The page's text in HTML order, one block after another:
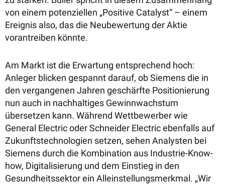
von einem potenziellen „Positive Catalyst“ – einem
Ereignis also, das die Neubewertung der Aktie
vorantreiben könnte.
Am Markt ist die Erwartung entsprechend hoch:
Anleger blicken gespannt darauf, ob Siemens die in
den vergangenen Jahren geschärfte Positionierung
nun auch in nachhaltiges Gewinnwachstum
übersetzen kann. Während Wettbewerber wie
General Electric oder Schneider Electric ebenfalls auf
Zukunftstechnologien setzen, sehen Analysten bei
Siemens durch die Kombination aus Industrie-Know-
how, Digitalisierung und dem Einstieg in den
Gesundheitssektor ein Alleinstellungsmerkmal. „Wir